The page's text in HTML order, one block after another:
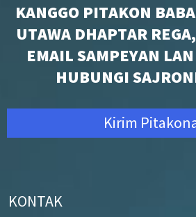
KANGGO PITAKON
UTAWA DHAPTAR
EMAIL SAMPEYAN
HUBUNGI
Kirim
KONTAK